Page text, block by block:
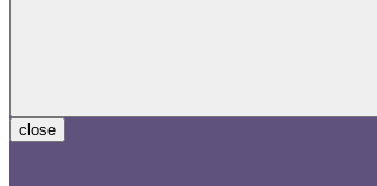
close